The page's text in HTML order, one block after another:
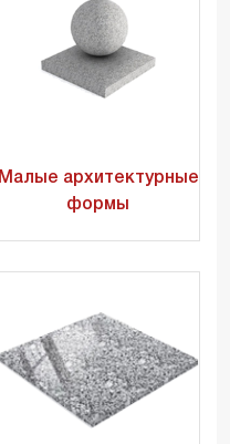
Малые архитектурные
формы